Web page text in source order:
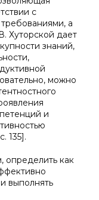
с
а
Хуторской дает
знаний,
можно
и
135].
определить как
выполнять